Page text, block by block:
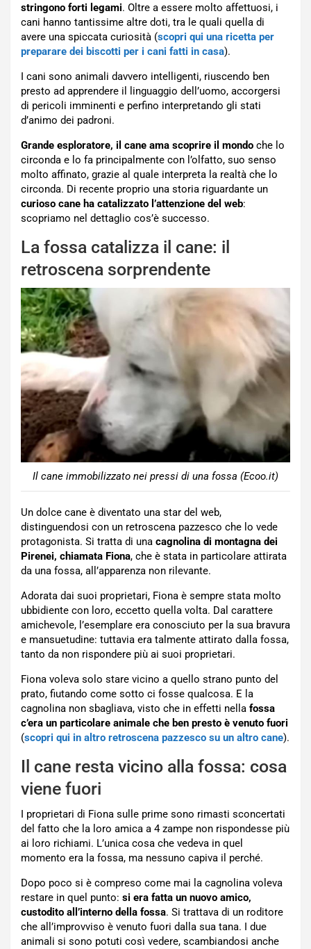
stringono forti legami. Oltre a essere molto affettuosi, i
cani hanno tantissime altre doti, tra le quali quella di
avere una spiccata curiosità (scopri qui una ricetta per
preparare dei biscotti per i cani fatti in casa).
I cani sono animali davvero intelligenti, riuscendo ben
presto ad apprendere il linguaggio dell’uomo, accorgersi
di pericoli imminenti e perfino interpretando gli stati
d’animo dei padroni.
Grande esploratore, il cane ama scoprire il mondo che lo
circonda e lo fa principalmente con l’olfatto, suo senso
molto affinato, grazie al quale interpreta la realtà che lo
circonda. Di recente proprio una storia riguardante un
curioso cane ha catalizzato l’attenzione del web:
scopriamo nel dettaglio cos’è successo.
La fossa catalizza il cane: il
retroscena sorprendente
Il cane immobilizzato nei pressi di una fossa (Ecoo.it)
Un dolce cane è diventato una star del web,
distinguendosi con un retroscena pazzesco che lo vede
protagonista. Si tratta di una cagnolina di montagna dei
Pirenei, chiamata Fiona, che è stata in particolare attirata
da una fossa, all’apparenza non rilevante.
Adorata dai suoi proprietari, Fiona è sempre stata molto
ubbidiente con loro, eccetto quella volta. Dal carattere
amichevole, l’esemplare era conosciuto per la sua bravura
e mansuetudine: tuttavia era talmente attirato dalla fossa,
tanto da non rispondere più ai suoi proprietari.
Fiona voleva solo stare vicino a quello strano punto del
prato, fiutando come sotto ci fosse qualcosa. E la
cagnolina non sbagliava, visto che in effetti nella fossa
c’era un particolare animale che ben presto è venuto fuori
(scopri qui in altro retroscena pazzesco su un altro cane).
Il cane resta vicino alla fossa: cosa
viene fuori
I proprietari di Fiona sulle prime sono rimasti sconcertati
del fatto che la loro amica a 4 zampe non rispondesse più
ai loro richiami. L’unica cosa che vedeva in quel
momento era la fossa, ma nessuno capiva il perché.
Dopo poco si è compreso come mai la cagnolina voleva
restare in quel punto: si era fatta un nuovo amico,
custodito all’interno della fossa. Si trattava di un roditore
che all’improvviso è venuto fuori dalla sua tana. I due
animali si sono potuti così vedere, scambiandosi anche